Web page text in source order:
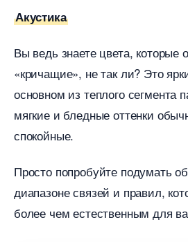
Акустика
ы ведь знаете цвета, которые
«кричащие», не так ли? Это
основном из теплого сегмента
мягкие и бледные оттенки
спокойные.
Просто попробуйте подумать
диапазоне связей и правил,
олее чем естественным для